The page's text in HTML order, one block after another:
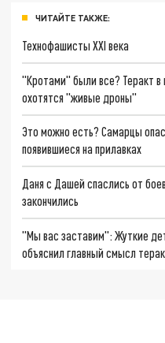
ЧИТАЙТЕ ТАКЖЕ:
Технофашисты XXI века
"Кротами" были все? Теракт в
охотятся "живые дроны"
Это можно есть? Самарцы
появившиеся на прилавках
Даня с Дашей спаслись от
закончились
"Мы вас заставим": Жуткие
объяснил главный смысл